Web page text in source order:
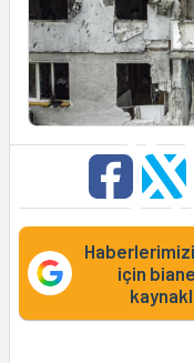
için